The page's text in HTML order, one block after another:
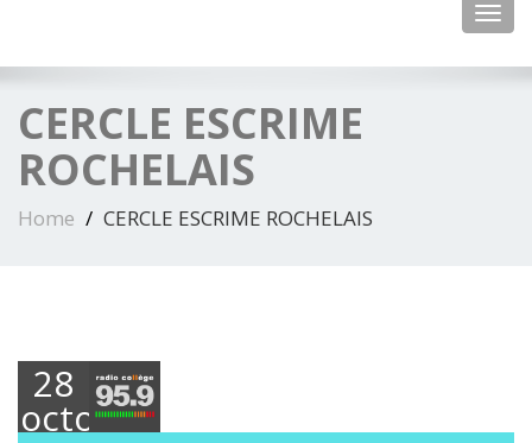
CERCLE ESCRIME
ROCHELAIS
Home CERCLE ESCRIME ROCHELAIS
28
octobre